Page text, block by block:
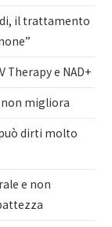
il trattamento
e NAD+
non migliora
dirti molto
e non